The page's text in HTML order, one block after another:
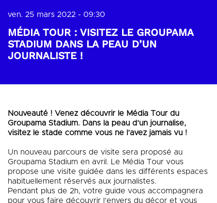
ven. 25 mars 2022 - 09:30
MÉDIA TOUR : VISITEZ LE GROUPAMA
STADIUM DANS LA PEAU D’UN
JOURNALISTE !
Nouveauté ! Venez découvrir le Média Tour du
Groupama Stadium. Dans la peau d’un journalise,
visitez le stade comme vous ne l’avez jamais vu !
Un nouveau parcours de visite sera proposé au
Groupama Stadium en avril. Le Média Tour vous
propose une visite guidée dans les différents espaces
habituellement réservés aux journalistes.
Pendant plus de 2h, votre guide vous accompagnera
pour vous faire découvrir l’envers du décor et vous